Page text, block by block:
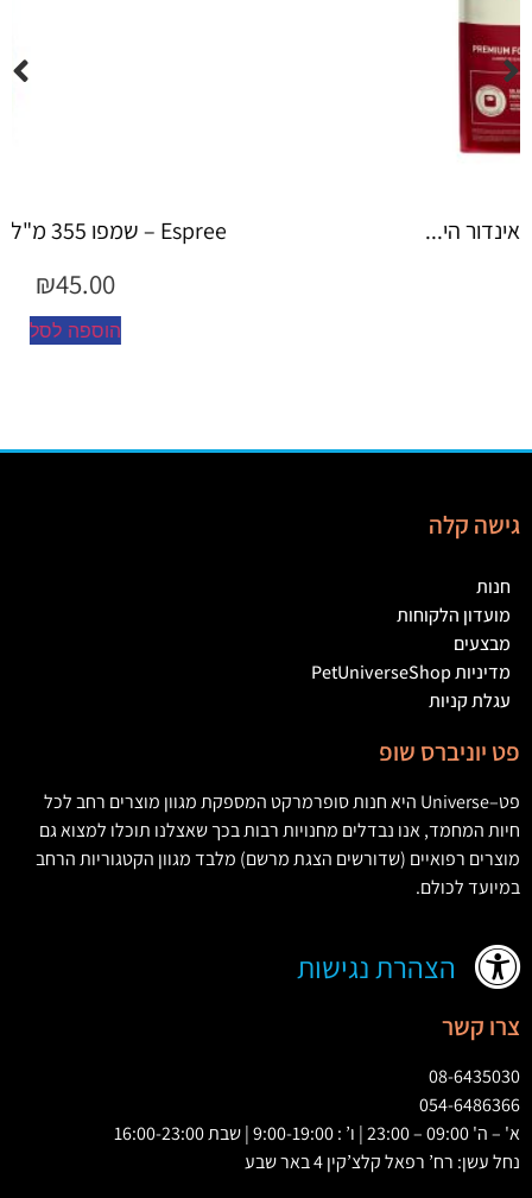
גישה קלה
חנות
מועדון הלקוחות
מבצעים
מדיניות PetUniverseShop
עגלת קניות
פט יוניברס שופ
פט–
Universe היא חנות סופרמרקט המספקת מגוון מוצרים רחב לכל
חיות המחמד,אנו נבדלים מחנויות רבות בכך שאצלנו תוכלו למצוא גם
מוצרים רפואיים (שדורשים הצגת מרשם) מלבד מגוון הקטגוריות הרחב
במיועד לכולם.
הצהרת נגישות
צרו קשר
08-6435030
054-6486366
א' – ה' 09:00 – 23:00 | ו’ : 9:00-19:00 | שבת 16:00-23:00
נחל עשן: רח’ רפאל קלצ’קין 4 באר שבע